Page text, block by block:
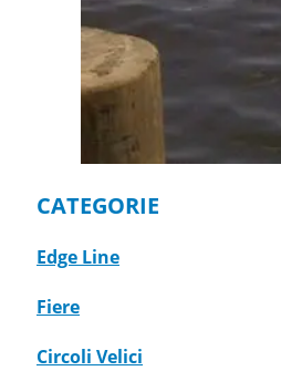
CATEGORIE
Edge Line
Fiere
Circoli Velici